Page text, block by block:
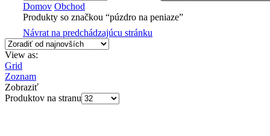
Domov Obchod
Produkty so značkou “púzdro na peniaze”
Návrat na predchádzajúcu stránku
View as:
Grid
Zoznam
Zobraziť
Produktov na stranu